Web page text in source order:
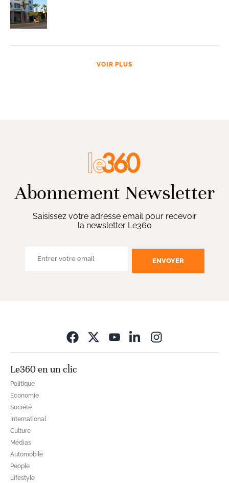
VOIR PLUS
Abonnement Newsletter
Saisissez votre adresse email pour recevoir
la newsletter Le360
ENVOYER
Le360 en un clic
Politique
Economie
Société
International
Culture
Médias
Automobile
People
Lifestyle